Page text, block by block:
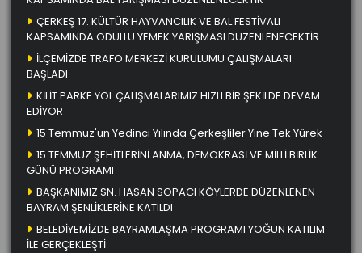
ÇERKEŞ 17. KÜLTÜR HAYVANCILIK VE BAL FESTİVALI
KAPSAMINDA ÖDÜLLÜ YEMEK YARIŞMASI DÜZENLENECEKTİR
İLÇEMİZDE TRAFO MERKEZİ KURULUMU ÇALIŞMALARI
BAŞLADI
KİLİT PARKE YOL ÇALIŞMALARIMIZ HIZLI BİR ŞEKİLDE DEVAM
EDİYOR
15 Temmuz'un Yedinci Yılında Çerkeşliler Yine Tek Yürek
15 TEMMUZ ŞEHİTLERİNİ ANMA, DEMOKRASİ VE MİLLİ BİRLİK
GÜNÜ PROGRAMI
BAŞKANIMIZ SN. HASAN SOPACI KÖYLERDE DÜZENLENEN
BAYRAM ŞENLİKLERİNE KATILDI
BELEDİYEMİZDE BAYRAMLAŞMA PROGRAMI YOĞUN KATILIM
İLE GERÇEKLEŞTİ